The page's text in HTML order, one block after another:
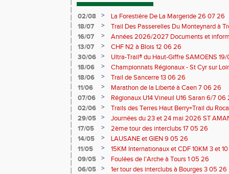
02/08 >
La Forestière De La Margeride 26 07 26
18/07
>
Trail Des Passerelles Du Monteynard à
16/07
>
Années 2026/2027 Documents et
13/07
>
CHF N2 à Blois 12 06 26
30/06
>
Ultra-Trail® du Haut-Giffre SAMOENS
18/06
>
Championnats Régionaux - St Cyr sur
Saran 13/14 06 26
18/06 >
Trail de Sancerre 13 06 26
11/06
>
Marathon de la Liberté à Caen 7 06 26
07/06
>
Régionaux U14 Vineuil U16 Saran 6/7 06
02/06
>
Trails des Terres Haut Berry+Trail du
du Berry 30/31 05 2026
29/05 >
Journées du 23 et 24 mai 2026 ST
17/05
>
2ème tour des interclubs 17 05 26
14/05
>
LAUSANE et GIEN 9 05 26
11/05
>
15KM Internationaux et CDF 10KM 3 et
09/05
>
Foulées de l'Arche à Tours 1 05 26
06/05
>
1er tour des interclubs à Bourges 3 05 26